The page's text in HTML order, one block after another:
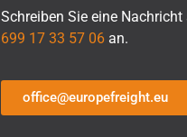
Schreiben Sie eine Nachricht
699 17 33 57 06 an.
office@europefreight.eu